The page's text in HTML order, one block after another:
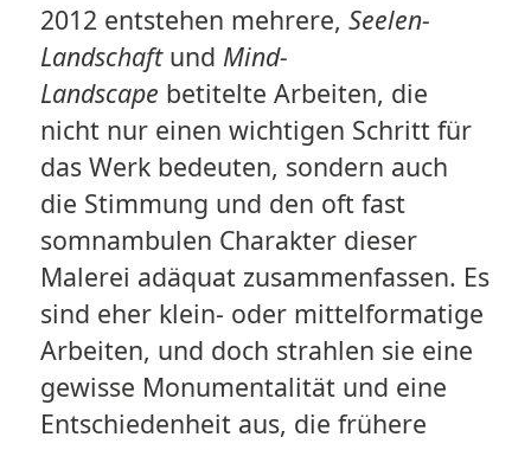
2012 entstehen mehrere, Seelen-
Landschaftund Mind-
Landscape betitelte Arbeiten, die
nicht nur einen wichtigen Schritt für
das Werk bedeuten, sondern auch
die Stimmung und den oft fast
somnambulen Charakter dieser
Malerei adäquat zusammenfassen. Es
sind eher klein- oder mittelformatige
Arbeiten, und doch strahlen sie eine
gewisse Monumentalität und eine
Entschiedenheit aus, die frühere